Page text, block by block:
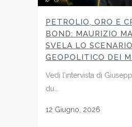
PETROLIO, ORO E
BOND: MAURIZIO
SVELA LO SCENARIO
GEOPOLITICO DEI
Vedi l’intervista di
du...
12 Giugno, 2026